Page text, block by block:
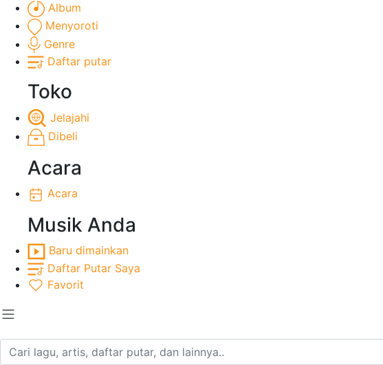
Album
Menyoroti
Genre
Daftar putar
Toko
Jelajahi
Dibeli
Acara
Acara
Musik Anda
Baru dimainkan
Daftar Putar Saya
Favorit